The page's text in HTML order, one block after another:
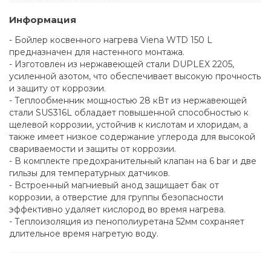
Информация
- Бойлер косвенного нагрева Viena WTD 150 L
предназначен для настенного монтажа.
- Изготовлен из нержавеющей стали DUPLEX 2205,
усиленной азотом, что обеспечивает высокую прочность
и защиту от коррозии.
- Теплообменник мощностью 28 кВт из нержавеющей
стали SUS316L обладает повышенной способностью к
щелевой коррозии, устойчив к кислотам и хлоридам, а
также имеет низкое содержание углерода для высокой
свариваемости и защиты от коррозии.
- В комплекте предохранительный клапан на 6 bar и две
гильзы для температурных датчиков.
- Встроенный магниевый анод защищает бак от
коррозии, а отверстие для группы безопасности
эффективно удаляет кислород во время нагрева.
- Теплоизоляция из пенополиуретана 52мм сохраняет
длительное время нагретую воду.